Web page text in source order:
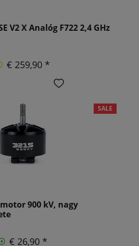
V2 X Analóg F722 2,4 GHz
€ 259,90 *
SALE
900 kV, nagy
€ 26,90 *